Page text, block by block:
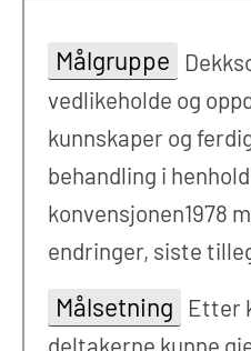
Målgruppe
vedlikeholde og
kunnskaper og
behandling i
konvensjonen1978
endringer, siste
Målsetning
Etter
deltakerne kunne